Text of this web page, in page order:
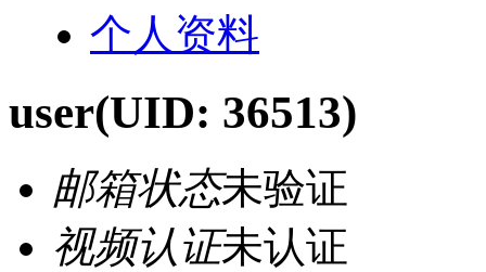
个人资料
user(UID: 36513)
邮箱状态未验证
视频认证未认证